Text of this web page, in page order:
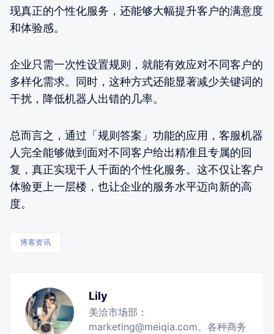
现真正的个性化服务，还能够大幅提升客户的满意度
和体验感。
企业只需一次性设置规则，就能有效应对不同客户的
多样化需求。同时，这种方式还能显著减少关键词的
干扰，降低机器人出错的几率。
总而言之，通过「规则答案」功能的应用，客服机器
人完全能够做到面对不同客户给出精准且专属的回
复，真正实现千人千面的个性化服务。这不仅让客户
体验更上一层楼，也让企业的服务水平迈向新的高
度。
博客资讯
Lily
美洽市场部：
marketing@meiqia.com。各种商务